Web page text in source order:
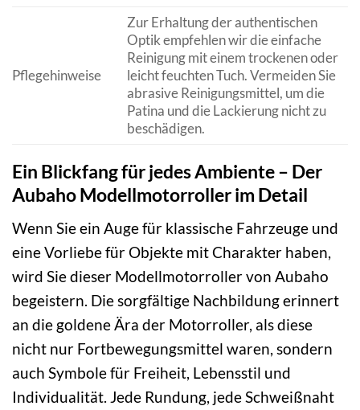
Pflegehinweise
Zur Erhaltung der authentischen
Optik empfehlen wir die einfache
Reinigung mit einem trockenen oder
leicht feuchten Tuch. Vermeiden Sie
abrasive Reinigungsmittel, um die
Patina und die Lackierung nicht zu
beschädigen.
Ein Blickfang für jedes Ambiente – Der
Aubaho Modellmotorroller im Detail
Wenn Sie ein Auge für klassische Fahrzeuge und
eine Vorliebe für Objekte mit Charakter haben,
wird Sie dieser Modellmotorroller von Aubaho
begeistern. Die sorgfältige Nachbildung erinnert
an die goldene Ära der Motorroller, als diese
nicht nur Fortbewegungsmittel waren, sondern
auch Symbole für Freiheit, Lebensstil und
Individualität. Jede Rundung, jede Schweißnaht